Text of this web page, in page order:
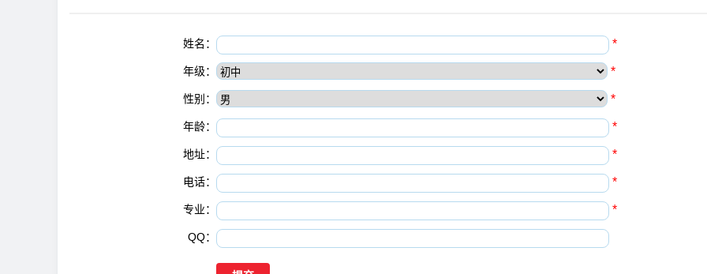
姓名： *
年级： *
性别： *
年龄： *
地址： *
电话： *
专业： *
QQ：